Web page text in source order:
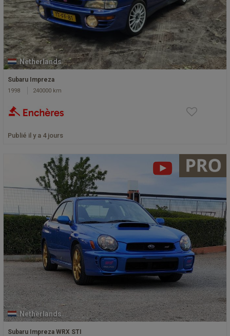
Netherlands
Subaru Impreza
1998 240000 km
Publié il y a 4 jours
Netherlands
Subaru Impreza WRX STI